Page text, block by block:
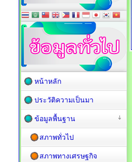
หน้าหลัก
ประวัติความเป็นมา
ข้อมูลพื้นฐาน
สภาพทั่วไป
สภาพทางเศรษฐกิจ